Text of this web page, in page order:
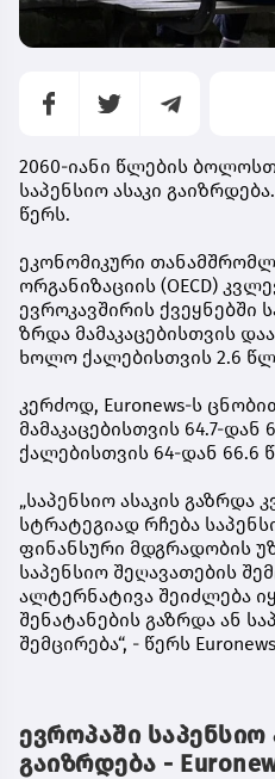
2060-იანი წლების
საპენსიო ასაკი
წერს.
ეკონომიკური
ორგანიზაციის (OECD)
ევროკავშირის ქვეყნებში
ზრდა მამაკაცებისთვის
ხოლო ქალებისთვის 2.6
კერძოდ, Euronews-ს
მამაკაცებისთვის 64.7-
ქალებისთვის 64-დან 66.6
„საპენსიო ასაკის გაზრდა
სტრატეგიად რჩება
ფინანსური მდგრადობის
საპენსიო შეღავათების
ალტერნატივა შეიძლება
შენატანების გაზრდა ან
შემცირება“, - წერს
ევროპაში
გაიზრდება -